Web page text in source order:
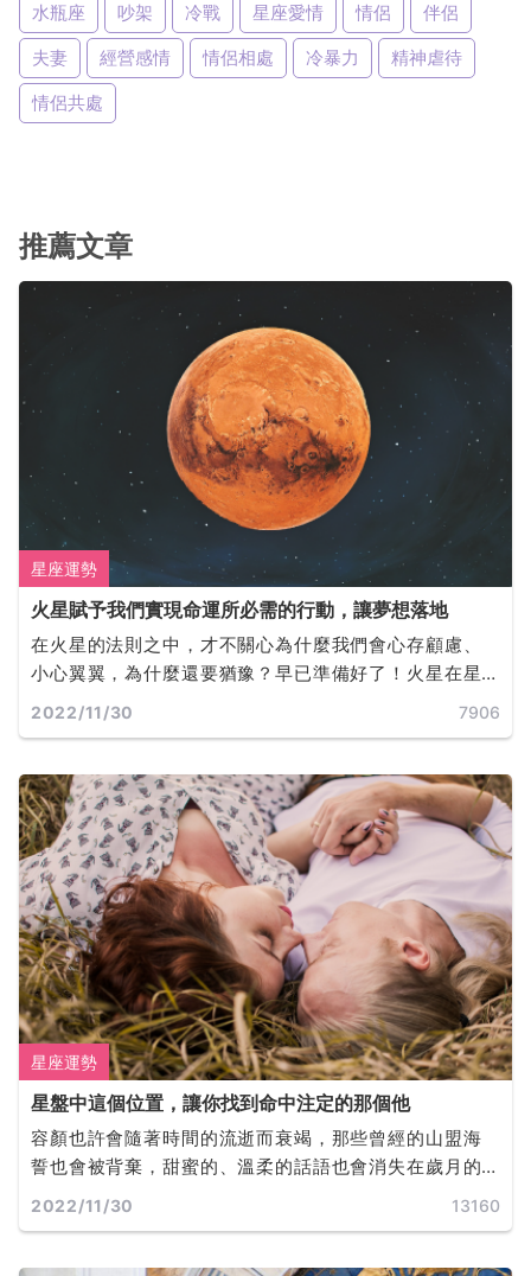
水瓶座
吵架 冷戰 星座愛情 情侶
伴侶
夫妻
經營感情 情侶相處 冷暴力
精神虐待
情侶共處
推薦文章
星座運勢
火星賦予我們實現命運所必需的行動，讓夢想落地
在火星的法則之中，才不關心為什麼我們會心存顧慮、
小心翼翼，為什麼還要猶豫？早已準備好了！火星在星
盤中的位置決定了我們是誰，以及我們此生的目標。火
2022/11/30 7906
星座運勢
星盤中這個位置，讓你找到命中注定的那個他
容顏也許會隨著時間的流逝而衰竭，那些曾經的山盟海
誓也會被背棄，甜蜜的、溫柔的話語也會消失在歲月的
軌道裡，而誰才是你真正的靈魂伴侶呢？
2022/11/30 13160